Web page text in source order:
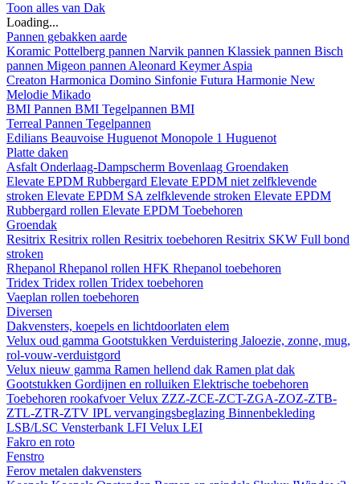
Toon alles van Dak
Loading...
Pannen gebakken aarde
Koramic Pottelberg pannen Narvik pannen Klassiek pannen Bisch
pannen Migeon pannen Aleonard KeymerAspia
Creaton Harmonica Domino Sinfonie Futura Harmonie New
Melodie Mikado
BMI Pannen BMI Tegelpannen BMI
Terreal Pannen Tegelpannen
Edilians Beauvoise Huguenot Monopole 1 Huguenot
Platte daken
Asfalt Onderlaag-Dampscherm Bovenlaag Groendaken
Elevate EPDM Rubbergard Elevate EPDM niet zelfklevende
stroken Elevate EPDM SA zelfklevende stroken Elevate EPDM
Rubbergard rollen Elevate EPDM Toebehoren
Groendak
Resitrix Resitrix rollen Resitrix toebehoren Resitrix SKW Full bond
stroken
Rhepanol Rhepanol rollen HFK Rhepanol toebehoren
Tridex Tridex rollen Tridex toebehoren
Vaeplan rollen toebehoren
Diversen
Dakvensters, koepels en lichtdoorlaten elem
Velux oud gamma Gootstukken Verduistering Jaloezie, zonne, mug,
rol-vouw-verduistgord
Velux nieuw gamma Ramen hellend dak Ramen plat dak
Gootstukken Gordijnen en rolluiken Elektrische toebehoren
Toebehoren rookafvoerVelux ZZZ-ZCE-ZCT-ZGA-ZOZ-ZTB-
ZTL-ZTR-ZTV IPL vervangingsbeglazing Binnenbekleding
LSB/LSC Vensterbank LFI Velux LEI
Fakro en roto
Fenstro
Ferov metalen dakvensters